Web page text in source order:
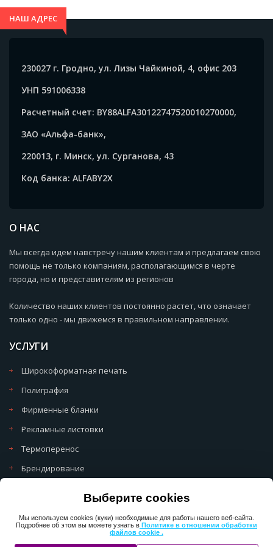
Выберите cookies
Мы используем cookies (куки) необходимые для работы нашего веб-сайта.
Подробнее об этом вы можете узнать в Политике в отношении обработки
файлов cookie .
автомобиле с помощью держателя. По окончании
срока действия утилизируйте как бытовой отход.
недоступных детям и домашним животным.
СОСТАВ: Гранулы природного материала,
пропитанные ароматической эссенцией СРОК
ДЕЙСТВИЯ: 30 дней с момента вскрытия упаковки
закрытой упаковке Товар не подлежит
обязательной сертификации.
НАШ АДРЕС
230027 г. Гродно, ул. Лизы Чайкиной, 4, офис 203
УНП 591006338
Расчетный счет: BY88ALFA30122747520010270000,
ЗАО «Альфа-банк»,
220013, г. Минск, ул. Сурганова, 43
Код банка: ALFABY2X
О НАС
Мы всегда идем навстречу нашим клиентам и предлагаем свою
помощь не только компаниям, располагающимся в черте
города, но и представителям из регионов
Количество наших клиентов постоянно растет, что означает
только одно - мы движемся в правильном направлении.
УСЛУГИ
Широкоформатная печать
Полиграфия
Фирменные бланки
Рекламные листовки
Термоперенос
Брендирование
Политика обработки персональных данных